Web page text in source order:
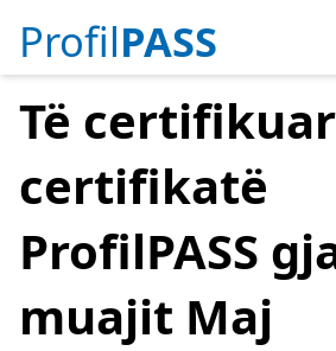
ProfilPASS
Të
certifikatë
ProfilPASS
muajit Maj